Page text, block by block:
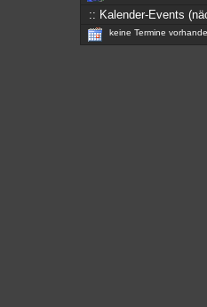
:: Kalender-Events
keine Termine